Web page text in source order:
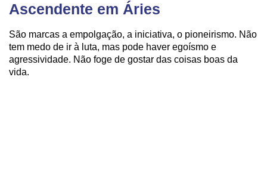
Ascendente em Áries
São marcas a empolgação, a iniciativa, o pioneirismo. Não
tem medo de ir à luta, mas pode haver egoísmo e
agressividade. Não foge de gostar das coisas boas da
vida.